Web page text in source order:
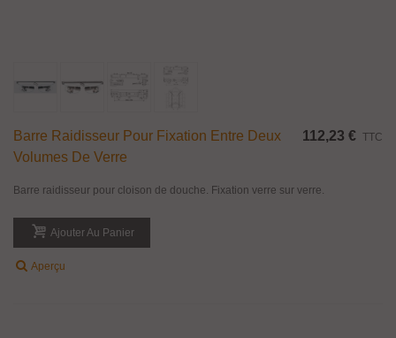
Barre Raidisseur Pour Fixation Entre Deux
Volumes De Verre
112,23 € TTC
Barre raidisseur pour cloison de douche. Fixation verre sur verre.
Ajouter Au Panier
Aperçu